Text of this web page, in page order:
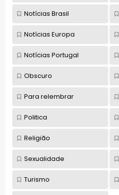
Notícias Brasil
Notícias Europa
Notícias Portugal
Obscuro
Para relembrar
Politica
Religião
Sexualidade
Turismo